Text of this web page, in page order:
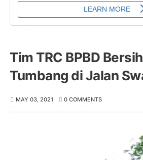
Tim TRC BPBD
Tumbang di Jalan
MAY 03, 2021 0 COMMENTS